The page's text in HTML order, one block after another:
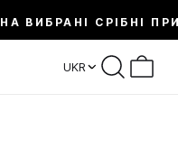
НА ВИБРАНІ СРІБНІ
UKR